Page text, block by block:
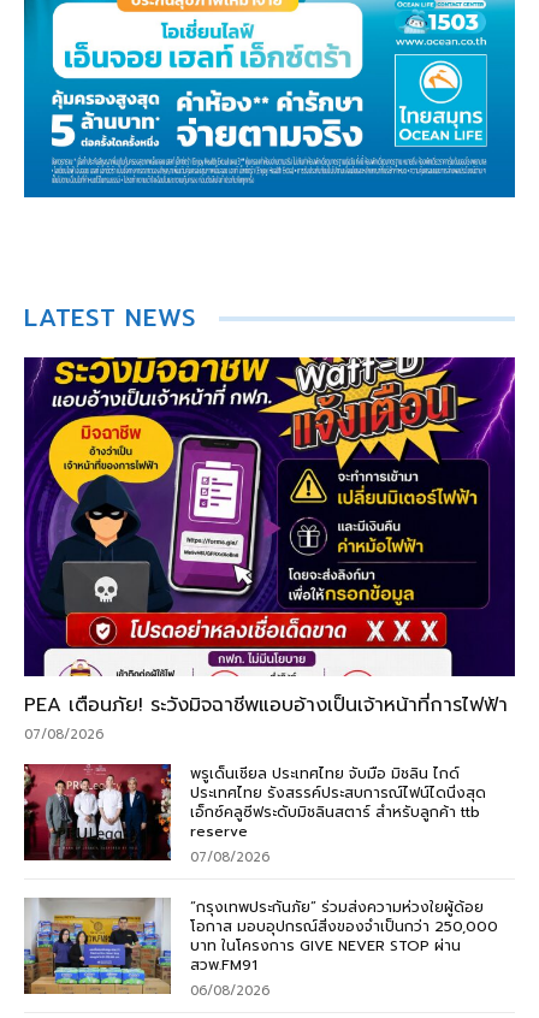
LATEST NEWS
PEA เตือนภัย! ระวังมิจฉาชีพแอบอ้างเป็นเจ้าหน้าที่การไฟฟ้า
07/08/2026
พรูเด็นเชียล ประเทศไทย จับมือ มิชลิน ไกด์
ประเทศไทย รังสรรค์ประสบการณ์ไฟน์ไดนิ่งสุด
เอ็กซ์คลูซีฟระดับมิชลินสตาร์ สำหรับลูกค้า ttb
reserve
07/08/2026
“กรุงเทพประกันภัย” ร่วมส่งความห่วงใยผู้ด้อย
โอกาส มอบอุปกรณ์สิ่งของจำเป็นกว่า 250,000
บาท ในโครงการ GIVE NEVER STOP ผ่าน
สวพ.FM91
06/08/2026